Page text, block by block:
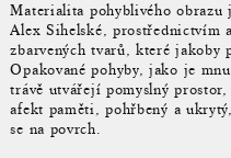
Materialita pohyblivého
Alex Sihelské, prostřednictvím
zbarvených tvarů, které jakoby
Opakované pohyby, jako je
trávě utvářejí pomyslný
afekt paměti, pohřbený a
se na povrch.